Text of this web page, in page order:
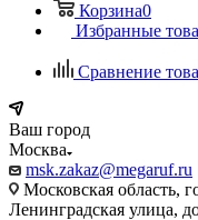
Корзина0
Избранные
Сравнение
Ваш город
Москва
msk.zakaz@megaruf.ru
Московская область,
Ленинградская улица,